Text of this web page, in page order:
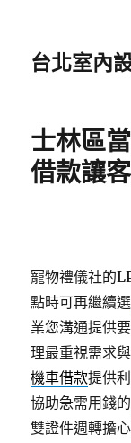
台北室內
士林區
借款讓
寵物禮儀社的
點時可再繼續選
業您溝通提供
理最重視需求
機車借款提供
協助急需用錢的
雙證件週轉擔